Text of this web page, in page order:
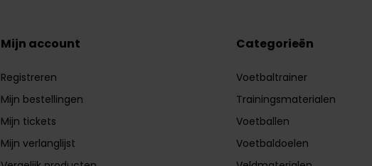
Mijn account
Registreren
Mijn bestellingen
Mijn tickets
Mijn verlanglijst
Categorieën
Voetbaltrainer
Trainingsmaterialen
Voetballen
Voetbaldoelen